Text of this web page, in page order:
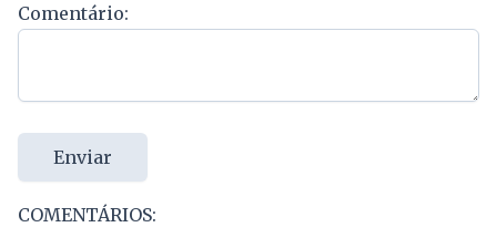
Comentário:
Enviar
COMENTÁRIOS: